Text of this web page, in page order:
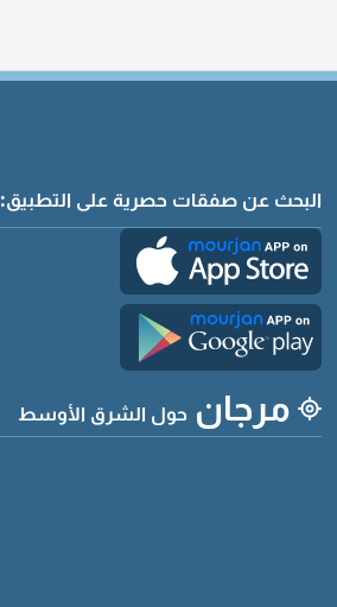
البحث عن صفقات حصرية على التطبيق:
مرجان حول الشرق الأوسط